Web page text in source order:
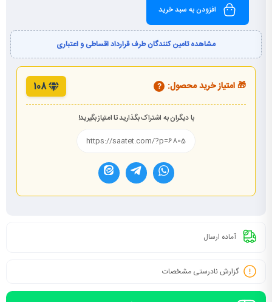
افزودن به سبد خرید
مشاهده تامین کنندگان طرف قرارداد اقساطی و اعتباری
🎁 امتیاز خرید محصول: ?
108
با دیگران به اشتراک بگذارید تا امتیاز بگیرید!
آماده ارسال
گزارش نادرستی مشخصات